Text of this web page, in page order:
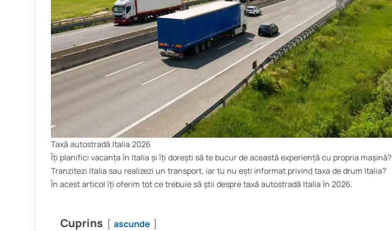
Taxă autostradă Italia 2026
Îți planifici vacanța în Italia și îți dorești să te bucur de această experiență cu propria mașină?
Tranzitezi Italia sau realizezi un transport, iar tu nu ești informat privind taxa de drum Italia?
În acest articol îți oferim tot ce trebuie să știi despre taxă autostradă Italia în 2026.
Cuprins ascunde